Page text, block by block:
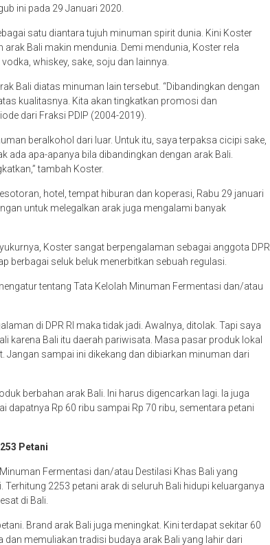
ini pada 29 Januari 2020.
satu diantara tujuh minuman spirit dunia. Kini Koster
Bali makin mendunia. Demi mendunia, Koster rela
whiskey, sake, soju dan lainnya.
Bali diatas minuman lain tersebut. “Dibandingkan dengan
kualitasnya. Kita akan tingkatkan promosi dan
dari Fraksi PDIP (2004-2019).
beralkohol dari luar. Untuk itu, saya terpaksa cicipi sake,
ada apa-apanya bila dibandingkan dengan arak Bali.
tambah Koster.
hotel, tempat hiburan dan koperasi, Rabu 29 januari
untuk melegalkan arak juga mengalami banyak
Koster sangat berpengalaman sebagai anggota DPR
berbagai seluk beluk menerbitkan sebuah regulasi.
tentang Tata Kelolah Minuman Fermentasi dan/atau
di DPR RI maka tidak jadi. Awalnya, ditolak. Tapi saya
karena Bali itu daerah pariwisata. Masa pasar produk lokal
Jangan sampai ini dikekang dan dibiarkan minuman dari
berbahan arak Bali. Ini harus digencarkan lagi. Ia juga
dapatnya Rp 60 ribu sampai Rp 70 ribu, sementara petani
Petani
Fermentasi dan/atau Destilasi Khas Bali yang
2253 petani arak di seluruh Bali hidupi keluarganya
di Bali.
Brand arak Bali juga meningkat. Kini terdapat sekitar 60
memuliakan tradisi budaya arak Bali yang lahir dari